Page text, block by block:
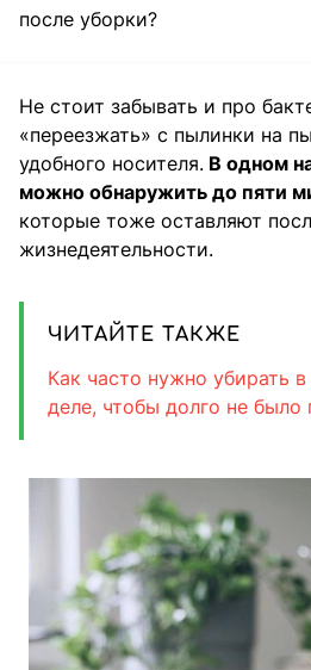
после уборки?
Не стоит забывать и про
«переезжать» с пылинки на
удобного носителя. В одном
можно обнаружить до пяти
которые тоже оставляют
жизнедеятельности.
ЧИТАЙТЕ ТАКЖЕ
Как часто нужно убирать
деле, чтобы долго не было